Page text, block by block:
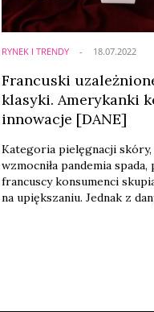
RYNEK I TRENDY
Francuski
klasyki. Amerykanki
innowacje [DANE]
Kategoria pielęgnacji
wzmocniła pandemia spada,
francuscy konsumenci
na upiększaniu. Jednak z
18.07.2022